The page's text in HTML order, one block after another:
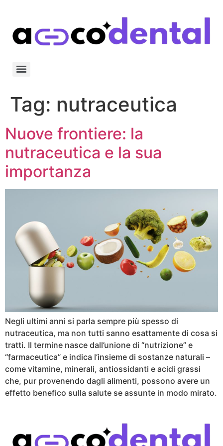
Tag: nutraceutica
Nuove frontiere: la
nutraceutica e la sua
importanza
Negli ultimi anni si parla sempre più spesso di
nutraceutica, ma non tutti sanno esattamente di cosa si
tratti. Il termine nasce dall’unione di “nutrizione” e
“farmaceutica” e indica l’insieme di sostanze naturali –
come vitamine, minerali, antiossidanti e acidi grassi
che, pur provenendo dagli alimenti, possono avere un
effetto benefico sulla salute se assunte in modo mirato.